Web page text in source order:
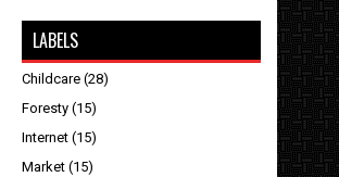
LABELS
Childcare (28)
Foresty (15)
Internet (15)
Market (15)